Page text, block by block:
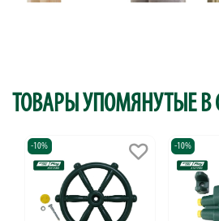
ТОВАРЫ УПОМЯНУТЫЕ В
-10% -10%